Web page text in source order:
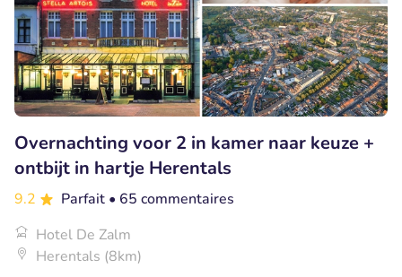
Overnachting voor 2 in kamer naar keuze +
ontbijt in hartje Herentals
9.2 Parfait • 65 commentaires
Hotel De Zalm
Herentals (8km)